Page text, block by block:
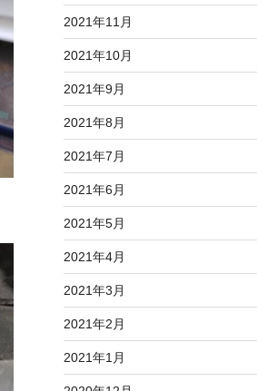
2021年11月
2021年10月
2021年9月
2021年8月
2021年7月
2021年6月
2021年5月
2021年4月
2021年3月
2021年2月
2021年1月